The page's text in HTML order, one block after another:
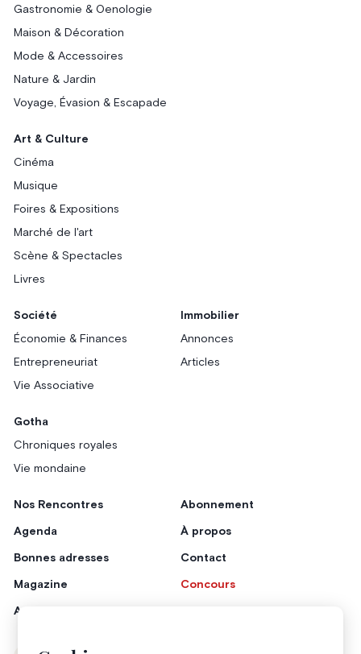
Gastronomie & Oenologie
Maison & Décoration
Mode & Accessoires
Nature & Jardin
Voyage, Évasion & Escapade
Art & Culture
Cinéma
Musique
Foires & Expositions
Marché de l'art
Scène & Spectacles
Livres
Société
Économie & Finances
Entrepreneuriat
Vie Associative
Immobilier
Annonces
Articles
Gotha
Chroniques royales
Vie mondaine
Nos Rencontres
Agenda
Bonnes adresses
Magazine
Annonceurs
Abonnement
À propos
Contact
Concours